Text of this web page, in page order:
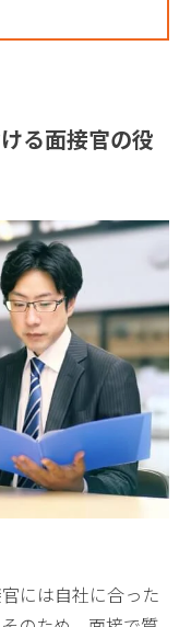
る面接官の役
には自社に合った